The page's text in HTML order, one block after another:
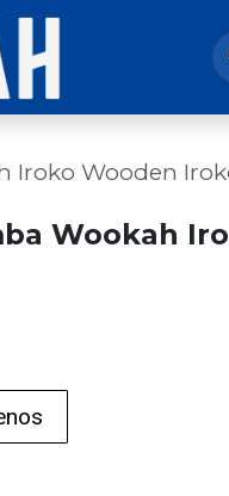
Iroko Wooden
Wookah